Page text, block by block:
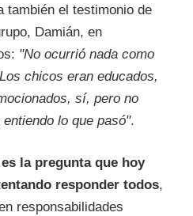
también el testimonio de
Damián, en
"No ocurrió nada como
chicos eran educados,
sí, pero no
entiendo lo que pasó".
la pregunta que hoy
responder todos,
responsabilidades